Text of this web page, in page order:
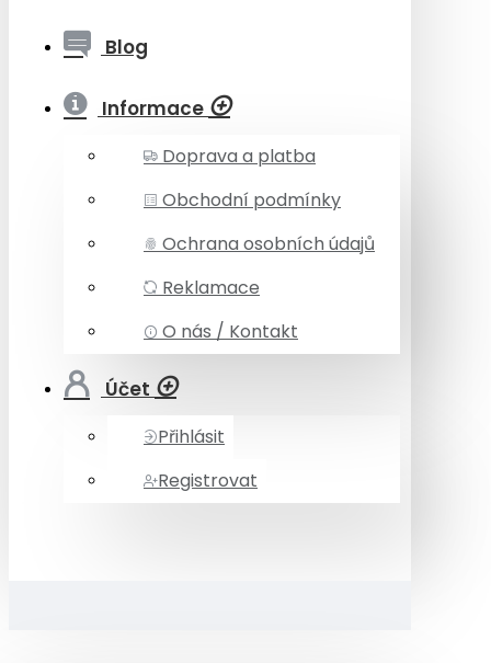
Blog
Informace
Doprava a platba
Obchodní podmínky
Ochrana osobních údajů
Reklamace
O nás / Kontakt
Účet
Přihlásit
Registrovat